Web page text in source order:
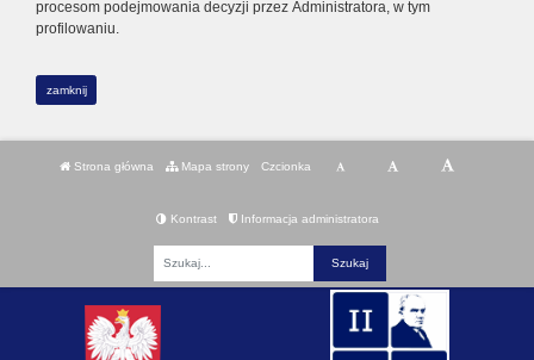
procesom podejmowania decyzji przez Administratora, w tym
profilowaniu.
zamknij
Strona główna Mapa strony Czcionka
Kontrast Informacja administratora